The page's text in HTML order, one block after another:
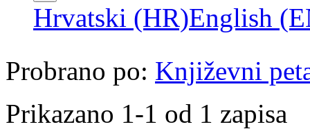
Hrvatski (HR)English
Probrano po: Književni
Prikazano 1-1 od 1 zapisa